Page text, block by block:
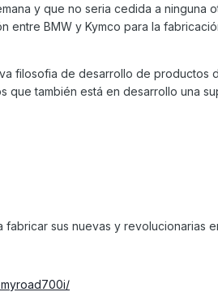
y que no seria cedida a ninguna
entre BMW y Kymco para la
filosofia de desarrollo de productos
que también está en desarrollo una
fabricar sus nuevas y revolucionarias